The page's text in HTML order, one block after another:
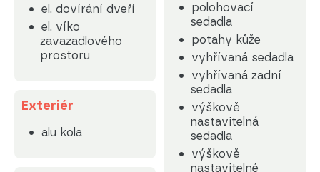
el. dovírání dveří
el. víko
zavazadlového
prostoru
Exteriér
alu kola
polohovací
sedadla
potahy kůže
vyhřívaná sedadla
vyhřívaná zadní
sedadla
výškově
nastavitelná
sedadla
výškově
nastavitelné